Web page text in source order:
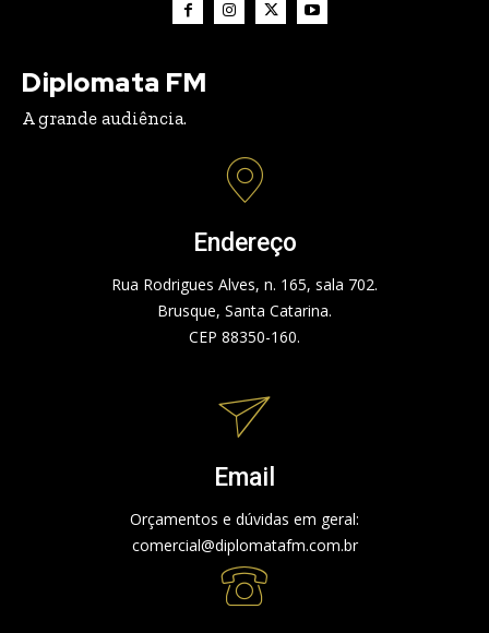
Diplomata FM
A grande audiência.
Endereço
Rua Rodrigues Alves, n. 165, sala 702.
Brusque, Santa Catarina.
CEP 88350-160.
Email
Orçamentos e dúvidas em geral:
comercial@diplomatafm.com.br